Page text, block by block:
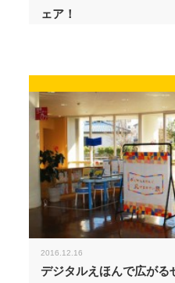
ェア！
2016.12.16
デジタルえほんで広が